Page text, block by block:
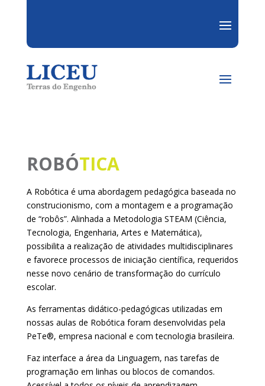
ROBÓTICA
A Robótica é uma abordagem pedagógica baseada no
construcionismo, com a montagem e a programação
de “robôs”. Alinhada a Metodologia STEAM (Ciência,
Tecnologia, Engenharia, Artes e Matemática),
possibilita a realização de atividades multidisciplinares
e favorece processos de iniciação científica, requeridos
nesse novo cenário de transformação do currículo
escolar.
As ferramentas didático-pedagógicas utilizadas em
nossas aulas de Robótica foram desenvolvidas pela
PeTe®, empresa nacional e com tecnologia brasileira.
Faz interface a área da Linguagem, nas tarefas de
programação em linhas ou blocos de comandos.